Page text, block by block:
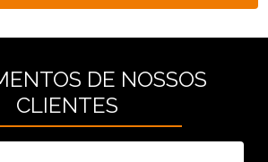
DE NOSSOS
CLIENTES